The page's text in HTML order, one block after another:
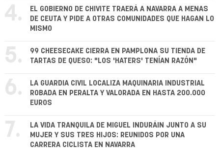
4.
EL GOBIERNO DE CHIVITE TRAERÁ A NAVARRA A MENAS
DE CEUTA Y PIDE A OTRAS COMUNIDADES QUE HAGAN LO
MISMO
5.
99 CHEESECAKE CIERRA EN PAMPLONA SU TIENDA DE
TARTAS DE QUESO: "LOS 'HATERS' TENÍAN RAZÓN"
6.
LA GUARDIA CIVIL LOCALIZA MAQUINARIA INDUSTRIAL
ROBADA EN PERALTA Y VALORADA EN HASTA 200.000
EUROS
7.
LA VIDA TRANQUILA DE MIGUEL INDURÁIN JUNTO A SU
MUJER Y SUS TRES HIJOS: REUNIDOS POR UNA
CARRERA CICLISTA EN NAVARRA